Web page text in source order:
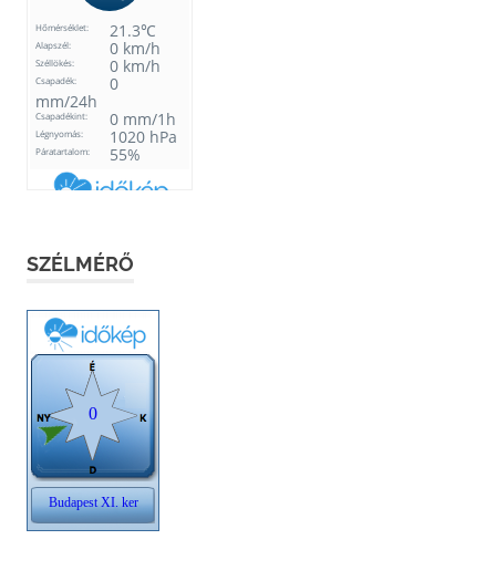
SZÉLMÉRŐ